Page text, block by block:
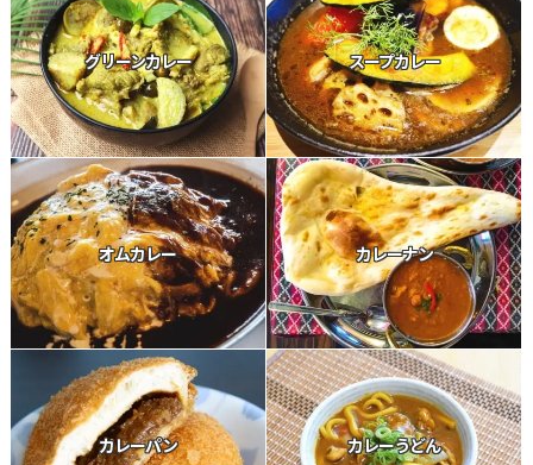
グリーンカレー スープカレー
オムカレー カレーナン
カレーパン カレーうどん